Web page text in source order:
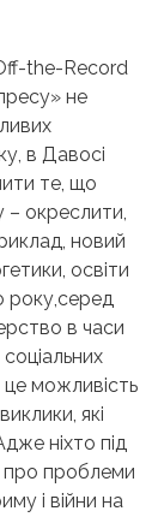
the-Record
не
в Давосі
те, що
– окреслити,
новий
освіти
року,серед
в часи
соціальних
можливість
які
ніхто під
про проблеми
і війни на